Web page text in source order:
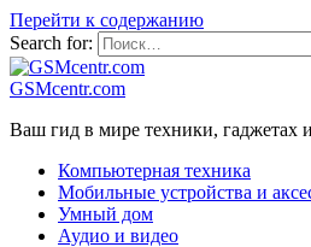
Перейти к содержанию
Search for:
GSMcentr.com
Ваш гид в мире техники, гаджетах
Компьютерная техника
Мобильные устройства и
Умный дом
Аудио и видео